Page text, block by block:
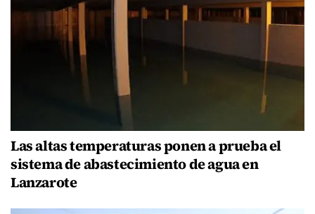
Las altas temperaturas ponen a prueba el
sistema de abastecimiento de agua en
Lanzarote